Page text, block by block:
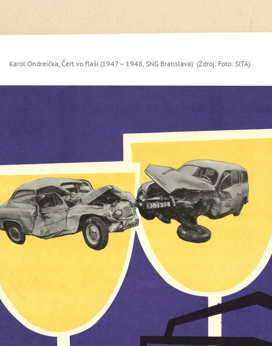
Karol Ondreička, Čert vo fľaši (1947 – 1948, SNG Bratislava) (Zdroj: Foto: SITA)